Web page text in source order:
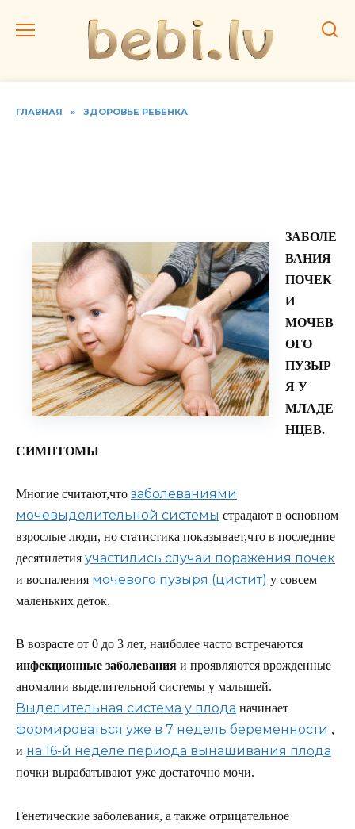
ГЛАВНАЯ » ЗДОРОВЬЕ РЕБЕНКА
ЗАБОЛЕ
ВАНИЯ
ПОЧЕК
И
МОЧЕВ
ОГО
ПУЗЫР
Я У
МЛАДЕ
НЦЕВ.
СИМПТОМЫ
Многие считают,что заболеваниями
мочевыделительной системы страдают в основном
взрослые люди, но статистика показывает,что в последние
десятилетия участились случаи поражения почек
и воспаления мочевого пузыря (цистит) у совсем
маленьких деток.
В возрасте от 0 до 3 лет, наиболее часто встречаются
инфекционные заболевания и проявляются врожденные
аномалии выделительной системы у малышей.
Выделительная система у плода начинает
формироваться уже в 7 недель беременности ,
и на 16-й неделе периода вынашивания плода
почки вырабатывают уже достаточно мочи.
Генетические заболевания, а также отрицательное